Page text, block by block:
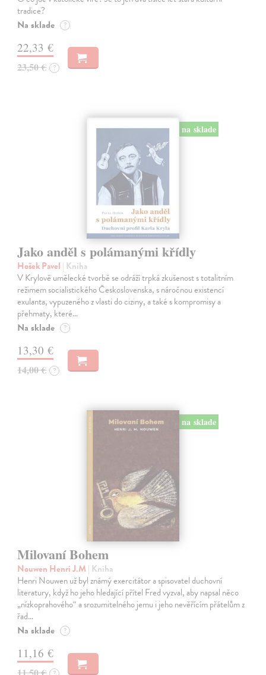
tradice?
Na sklade ?
22,33 €
23,50 € ?
na sklade
Jako anděl s polámanými křídly
Hošek Pavel | Kniha
V Krylově umělecké tvorbě se odráží trpká zkušenost s totalitním
režimem socialistického Československa, s náročnou existencí
exulanta, vypuzeného z vlasti do ciziny, a také s kompromisy a
přehmaty, které…
Na sklade ?
13,30 €
14,00 € ?
na sklade
Milovaní Bohem
Nouwen Henri J.M| Kniha
Henri Nouwen už byl známý exercitátor a spisovatel duchovní
literatury, když ho jeho hledající přítel Fred vyzval, aby napsal něco
„nízkoprahového“ a srozumitelného jemu i jeho nevěřícím přátelům z
řad…
Na sklade ?
11,16 €